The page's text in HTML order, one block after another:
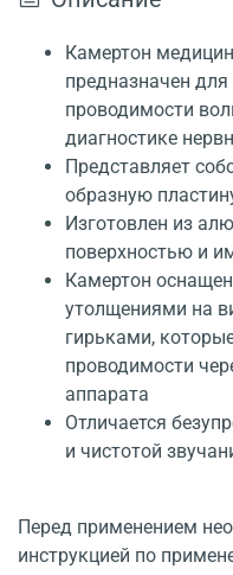
Камертон
предназначен
проводимости
диагностике
Представляет
образную
Изготовлен из
поверхностью и
Камертон
утолщениями на
гирьками,
проводимости
аппарата
Отличается
и чистотой
Перед применением
инструкцией по